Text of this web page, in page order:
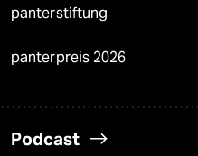
panterstiftung
panterpreis 2026
Podcast